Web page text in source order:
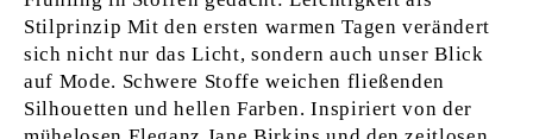
Stilprinzip Mit den ersten warmen Tagen verändert
sich nicht nur das Licht, sondern auch unser Blick
auf Mode. Schwere Stoffe weichen fließenden
Silhouetten und hellen Farben. Inspiriert von der